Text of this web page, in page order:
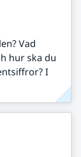
Vad
hur ska du
I